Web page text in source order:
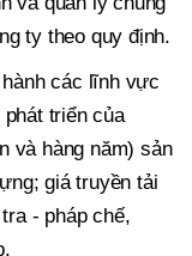
ty theo quy định.
các lĩnh vực
triển của
và hàng năm) sản
giá truyền tải
- pháp chế,